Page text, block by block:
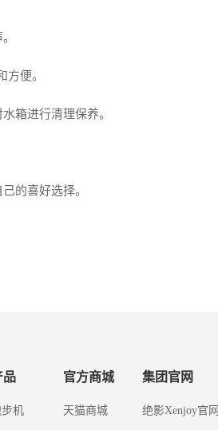
便。
箱进行清理保养。
的喜好选择。
品
步机
官方商城
天猫商城
集团官网
绝影Xenjoy官网